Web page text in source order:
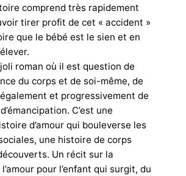
comprend très rapidement
tirer profit de cet « accident »
que le bébé est le sien et en
roman où il est question de
du corps et de soi-même, de
et progressivement de
C’est une
d’amour qui bouleverse les
une histoire de corps
Un récit sur la
pour l’enfant qui surgit, du